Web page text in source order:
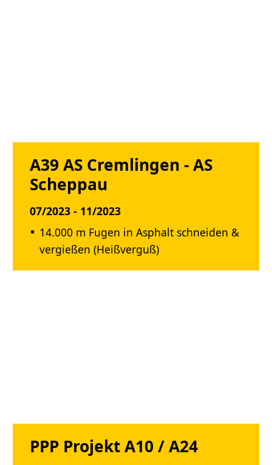
A39 AS Cremlingen - AS
Scheppau
07/2023 - 11/2023
14.000 m Fugen in Asphalt schneiden &
vergießen (Heißverguß)
PPP Projekt A10 / A24